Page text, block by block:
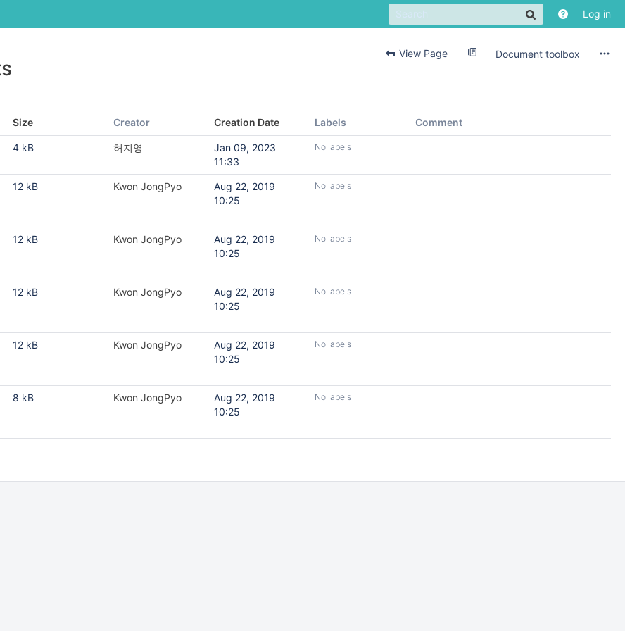
Log in
View Page Document toolbox
Size Creator Creation Date Labels Comment
4 kB 허지영
Jan 09, 2023
11:33
No labels
12 kB Kwon JongPyo
Aug 22, 2019
10:25
No labels
12 kB Kwon JongPyo
Aug 22, 2019
10:25
No labels
12 kB Kwon JongPyo
Aug 22, 2019
10:25
No labels
12 kB Kwon JongPyo
Aug 22, 2019
10:25
No labels
8 kB Kwon JongPyo
Aug 22, 2019
10:25
No labels